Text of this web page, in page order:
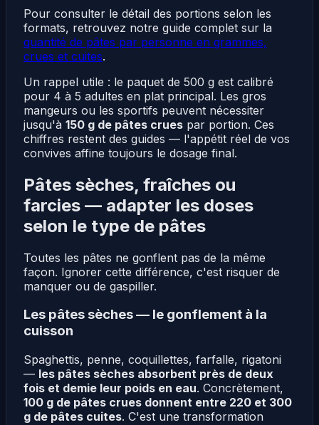
Pour consulter le détail des portions selon les
formats, retrouvez notre guide complet sur la
quantité de pâtes par personne en grammes,
crues et cuites.
Un rappel utile : le paquet de 500 g est calibré
pour 4 à 5 adultes en plat principal. Les gros
mangeurs ou les sportifs peuvent nécessiter
jusqu'à 150 g de pâtes crues par portion. Ces
chiffres restent des guides — l'appétit réel de vos
convives affine toujours le dosage final.
Pâtes sèches, fraîches ou
farcies — adapter les doses
selon le type de pâtes
Toutes les pâtes ne gonflent pas de la même
façon. Ignorer cette différence, c'est risquer de
manquer ou de gaspiller.
Les pâtes sèches — le gonflement à la
cuisson
Spaghettis, penne, coquillettes, farfalle, rigatoni
— les pâtes sèches absorbent près de deux
fois et demie leur poids en eau. Concrètement,
100 g de pâtes crues donnent entre 220 et 300
g de pâtes cuites. C'est une transformation